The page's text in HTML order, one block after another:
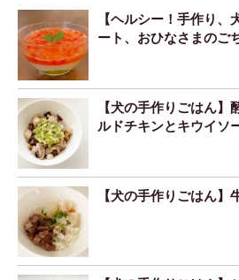
【ヘルシー！手作り
ート、おひなさまのご
【犬の手作りごはん】
ルドチキンとキウイソ
【犬の手作りごはん